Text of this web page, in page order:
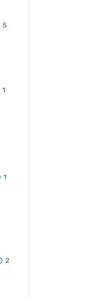
5
1
1
2